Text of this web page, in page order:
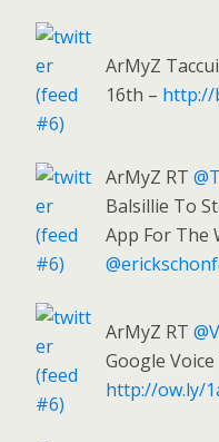
ArMyZ
16th – http://
ArMyZ RT
Balsillie To
App For The
ArMyZ RT
Google
http://ow.ly/